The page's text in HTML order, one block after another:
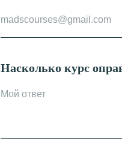
Насколько курс